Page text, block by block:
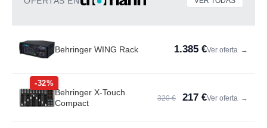
Behringer WING Rack 1.385 €Ver oferta →
-32%
Behringer X-Touch
Compact
320 € 217 €Ver oferta →